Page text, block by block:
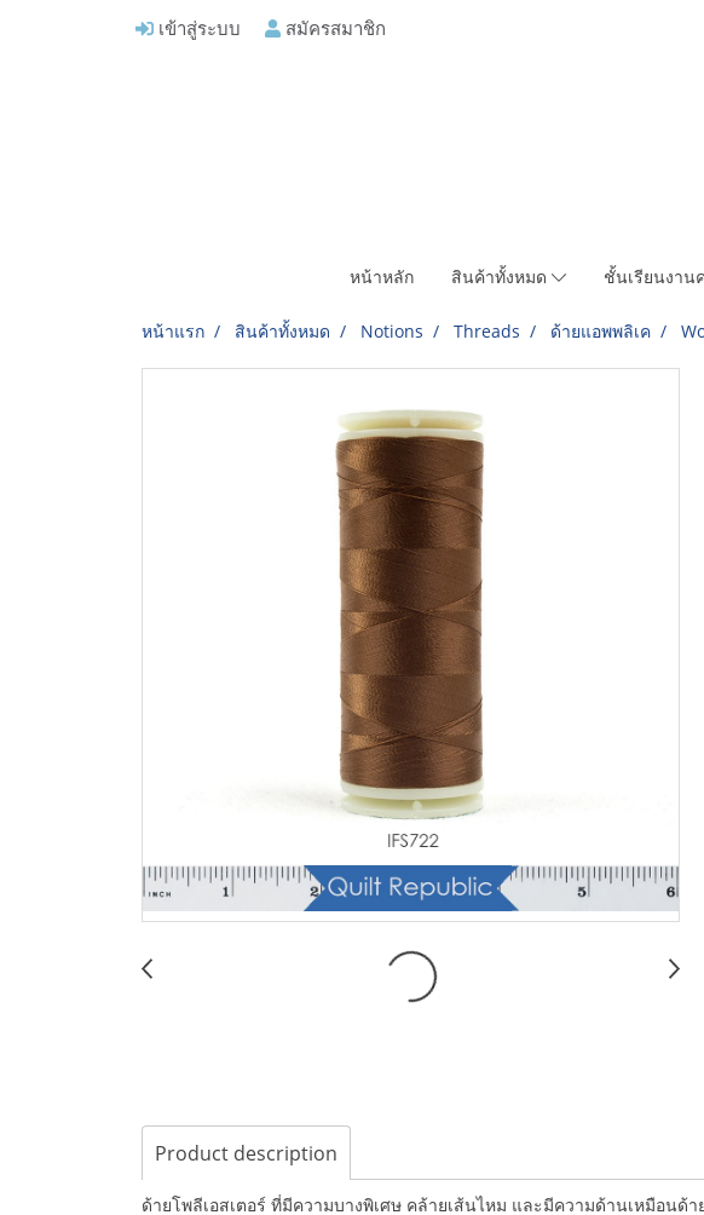
เข้าสู่ระบบ สมัครสมาชิก
หน้าหลัก สินค้าทั้งหมด ชั้นเรียนงาน
หน้าแรก สินค้าทั้งหมด Notions Threads ด้ายแอพพลิเค
Product description
ด้ายโพลีเอสเตอร์ ที่มีความบางพิเศษ คล้ายเส้นไหม และมีความด้านเหมือน